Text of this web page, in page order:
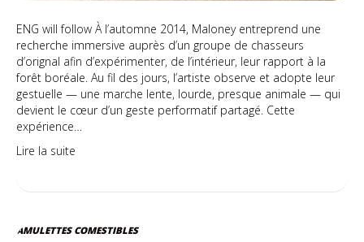
ENG will follow À l’automne 2014, Maloney entreprend une
recherche immersive auprès d’un groupe de chasseurs
d’orignal afin d’expérimenter, de l’intérieur, leur rapport à la
forêt boréale. Au fil des jours, l’artiste observe et adopte leur
gestuelle — une marche lente, lourde, presque animale — qui
devient le cœur d’un geste performatif partagé. Cette
expérience…
Lire la suite
AMULETTES COMESTIBLES